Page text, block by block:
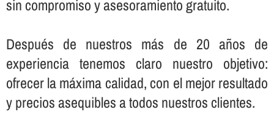
sin compromiso y asesoramiento gratuito.
Después de nuestros más de 20 años de
experiencia tenemos claro nuestro objetivo:
ofrecer la máxima calidad, con el mejor resultado
y precios asequibles a todos nuestros clientes.